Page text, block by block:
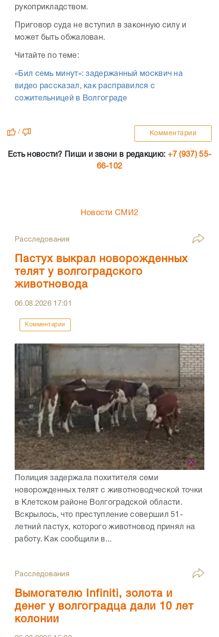
рукоприкладством.
Приговор суда не вступил в законную силу и
может быть обжалован.
Читайте по теме:
«Бил семь минут»: задержанный москвич на
видео рассказал, как расправился с
сожительницей в Волгограде
/ Комментарии
Есть новости? Пиши и звони в редакцию: +7 (937) 55-
66-102
Новости СМИ2
Расследования
Пастух выкрал новорожденных
телят у волгоградского
животновода
06.08.2026 17:01
Комментарии
Полиция задержала похитителя семи
новорожденных телят с животноводческой точки
в Клетском районе Волгоградской области.
Вскрылось, что преступление совершил 51-
летний пастух, которого животновод принял на
работу. Как сообщили в...
Расследования
Вымогателю Infiniti, золота и
денег у волгоградца дали 10 лет
колонии